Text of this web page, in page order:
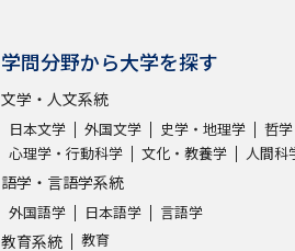
ユーザーサポート
学問分野から大学を探す
文学・人文系統
日本文学 外国文学 史学・地理学
哲
心理学・行動科学
文化・教養学 人間科
語学・言語学系統
外国語学 日本語学 言語学
教育系統 教育